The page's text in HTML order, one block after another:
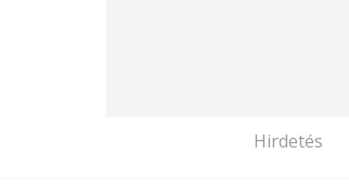
Hirdetés